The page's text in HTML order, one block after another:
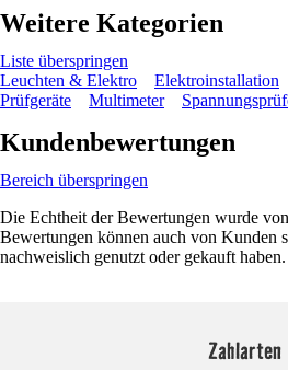
Weitere Kategorien
Liste überspringen
Leuchten & Elektro
Elektroinstallation
Prüfgeräte
Multimeter
Kundenbewertungen
Bereich überspringen
Die Echtheit der Bewertungen wurde
Bewertungen können auch von Kunden
nachweislich genutzt oder gekauft haben.
Zahlarten